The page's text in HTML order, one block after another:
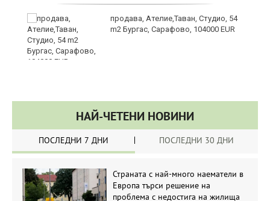
продава, Ателие,Таван, Студио, 54
m2 Бургас, Сарафово, 104000 EUR
НАЙ-ЧЕТЕНИ НОВИНИ
ПОСЛЕДНИ 7 ДНИ ПОСЛЕДНИ 30 ДНИ
Страната с най-много наематели в
Европа търси решение на
проблема с недостига на жилища